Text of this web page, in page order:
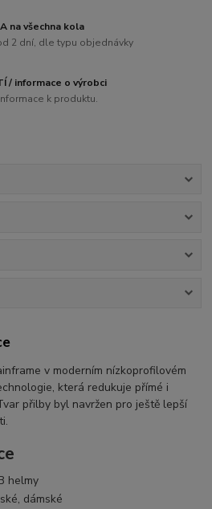
na všechna kola
2 dní, dle typu objednávky
/ informace o výrobci
k produktu.
v moderním nízkoprofilovém
která redukuje přímé i
přilby byl navržen pro ještě lepší
helmy
dámské